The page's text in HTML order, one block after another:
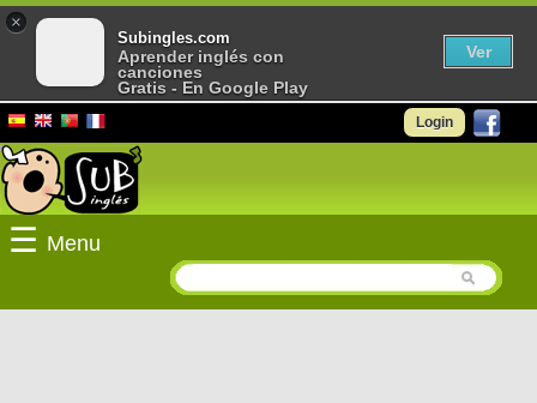
Login
☰ Menu
×
Subingles.com
Aprender inglés con
canciones
Gratis - En Google Play
Ver